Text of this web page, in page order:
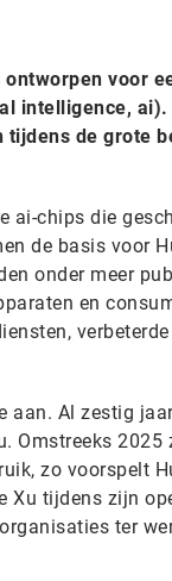
voor
intelligence, ai).
tijdens de grote
ai-chips die
de basis voor
onder meer
en
aan. Al zestig
Omstreeks
zo voorspelt
Xu tijdens zijn
ter